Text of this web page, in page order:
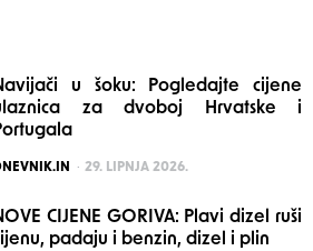
u šoku: Pogledajte cijene
za dvoboj Hrvatske i
29. LIPNJA 2026.
CIJENE GORIVA: Plavi dizel ruši
padaju i benzin, dizel i plin